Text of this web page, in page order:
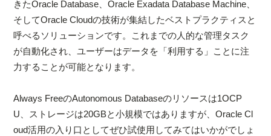
きたOracle Database、Oracle Exadata Database Machine、
そしてOracle Cloudの技術が集結したベストプラクティスと
呼べるソリューションです。これまでの人的な管理タスク
が自動化され、ユーザーはデータを「利用する」ことに注
力することが可能となります。
Always FreeのAutonomous Databaseのリソースは1OCP
U、ストレージは20GBと小規模ではありますが、Oracle Cl
oud活用の入り口としてぜひ試使用してみてはいかがでしょ